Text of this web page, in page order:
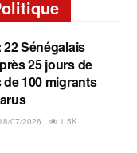
Sénégalais
25 jours de
100 migrants
18/07/2026 1.5K